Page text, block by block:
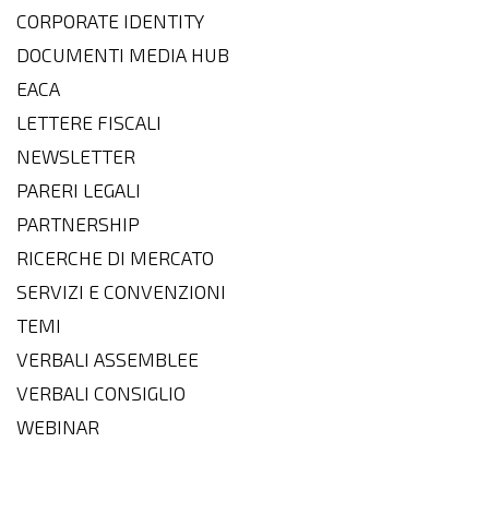
CORPORATE IDENTITY
DOCUMENTI MEDIA HUB
EACA
LETTERE FISCALI
NEWSLETTER
PARERI LEGALI
PARTNERSHIP
RICERCHE DI MERCATO
SERVIZI E CONVENZIONI
TEMI
VERBALI ASSEMBLEE
VERBALI CONSIGLIO
WEBINAR